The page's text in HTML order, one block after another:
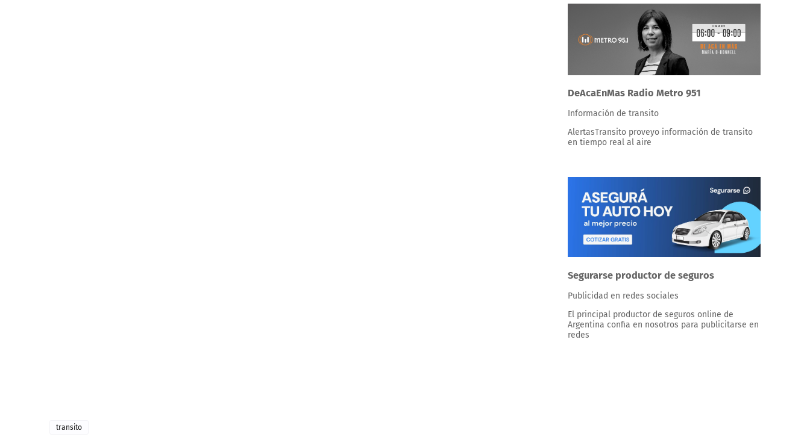
transito
DeAcaEnMas Radio Metro 951
Información de transito
AlertasTransito proveyo información de transito
en tiempo real al aire
Segurarse productor de seguros
Publicidad en redes sociales
El principal productor de seguros online de
Argentina confia en nosotros para publicitarse en
redes